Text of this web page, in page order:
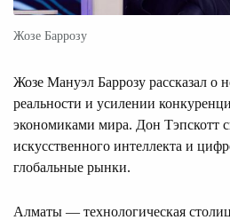
Жозе Баррозу
Жозе Мануэл Баррозу рассказал о
реальности и усилении
экономиками мира. Дон Тэпскотт
искусственного интеллекта и
глобальные рынки.
Алматы — технологическая